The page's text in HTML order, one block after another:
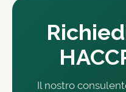
Il nostro